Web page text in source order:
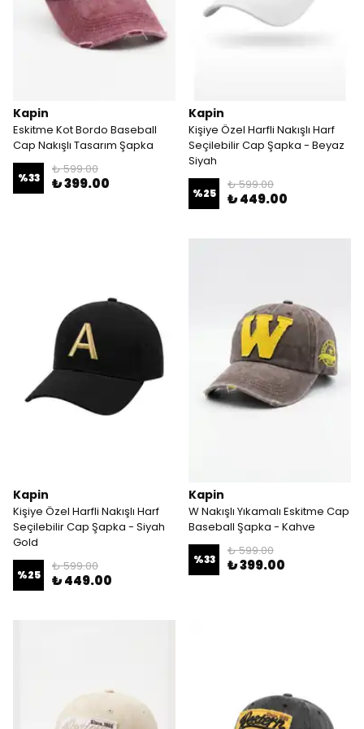
Kapin
Eskitme Kot Bordo Baseball
Cap Nakışlı Tasarım Şapka
%33
₺ 599.00
₺ 399.00
Kapin
Kişiye Özel Harfli Nakışlı Harf
Seçilebilir Cap Şapka - Beyaz
Siyah
%25
₺ 599.00
₺ 449.00
Kapin
Kişiye Özel Harfli Nakışlı Harf
Seçilebilir Cap Şapka - Siyah
Gold
%25
₺ 599.00
₺ 449.00
Kapin
W Nakışlı Yıkamalı Eskitme Cap
Baseball Şapka - Kahve
%33
₺ 599.00
₺ 399.00